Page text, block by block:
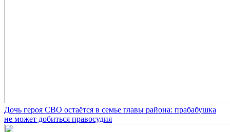
Дочь героя СВО остаётся в семье главы района: прабабушка
не может добиться правосудия